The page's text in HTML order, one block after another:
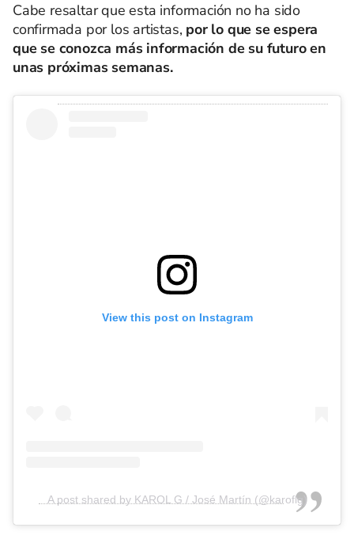
Cabe resaltar que esta información no ha sido
confirmada por los artistas, por lo que se espera
que se conozca más información de su futuro en
unas próximas semanas.
View this post on Instagram
A post shared by KAROL G / José Martín (@karoflg)